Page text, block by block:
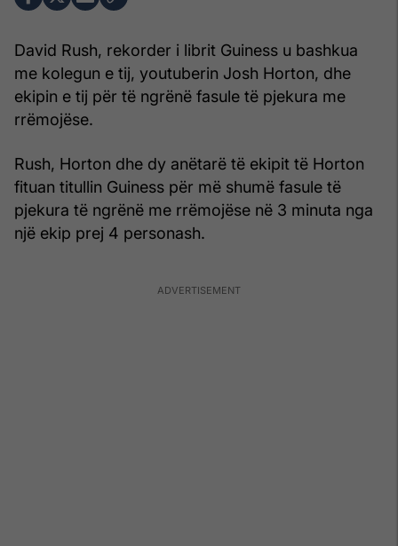
David Rush, rekorder i librit Guiness u bashkua
me kolegun e tij, youtuberin Josh Horton, dhe
ekipin e tij për të ngrënë fasule të pjekura me
rrëmojëse.
Rush, Horton dhe dy anëtarë të ekipit të Horton
fituan titullin Guiness për më shumë fasule të
pjekura të ngrënë me rrëmojëse në 3 minuta nga
një ekip prej 4 personash.